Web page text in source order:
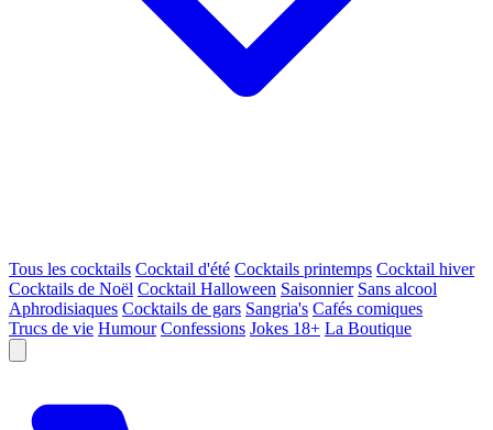
Tous les cocktails Cocktail d'été Cocktails printemps Cocktail hiver
Cocktails de Noël Cocktail Halloween Saisonnier Sans alcool
Aphrodisiaques Cocktails de gars Sangria's Cafés comiques
Trucs de vie Humour Confessions Jokes 18+ La Boutique